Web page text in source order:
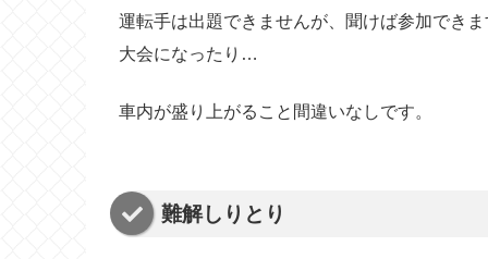
運転手は出題できませんが、聞けば参加でき
大会になったり…
車内が盛り上がること間違いなしです。
難解しりとり